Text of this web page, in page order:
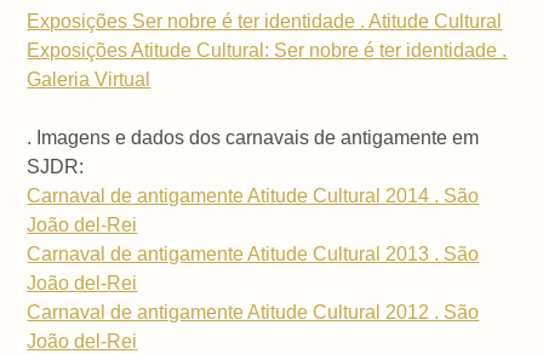
Exposições Ser nobre é ter identidade . Atitude Cultural
Exposições Atitude Cultural: Ser nobre é ter identidade .
Galeria Virtual
. Imagens e dados dos carnavais de antigamente em
SJDR:
Carnaval de antigamente Atitude Cultural 2014 . São
João del-Rei
Carnaval de antigamente Atitude Cultural 2013 . São
João del-Rei
Carnaval de antigamente Atitude Cultural 2012 . São
João del-Rei